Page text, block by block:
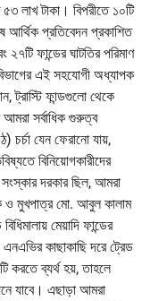
লাখ টাকা। বিপরীতে ১০টি
আর্থিক প্রতিবেদন প্রকাশিত
ফান্ডের ঘাটতির পরিমাণ
বিভাগের এই সহযোগী অধ্যাপক
ট্রাস্টি ফান্ডগুলো থেকে
সর্বাধিক গুরুত্ব
যেন ফেরানো যায়,
বিনিয়োগকারীদের
দরকার ছিল, আমরা
ও মুখপাত্র মো. আবুল কালাম
মেয়াদি ফান্ডের
কাছাকাছি দরে ট্রেড
করতে ব্যর্থ হয়, তাহলে
যাবে। এছাড়া আমরা